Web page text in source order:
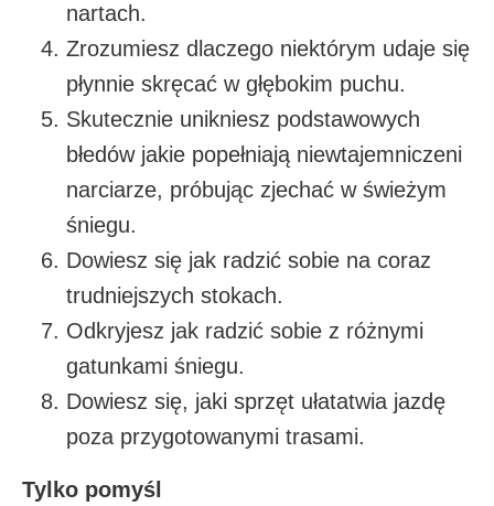
nartach.
Zrozumiesz dlaczego niektórym udaje się
płynnie skręcać w głębokim puchu.
Skutecznie unikniesz podstawowych
błedów jakie popełniają niewtajemniczeni
narciarze, próbując zjechać w świeżym
śniegu.
Dowiesz się jak radzić sobie na coraz
trudniejszych stokach.
Odkryjesz jak radzić sobie z różnymi
gatunkami śniegu.
Dowiesz się, jaki sprzęt ułatatwia jazdę
poza przygotowanymi trasami.
Tylko pomyśl